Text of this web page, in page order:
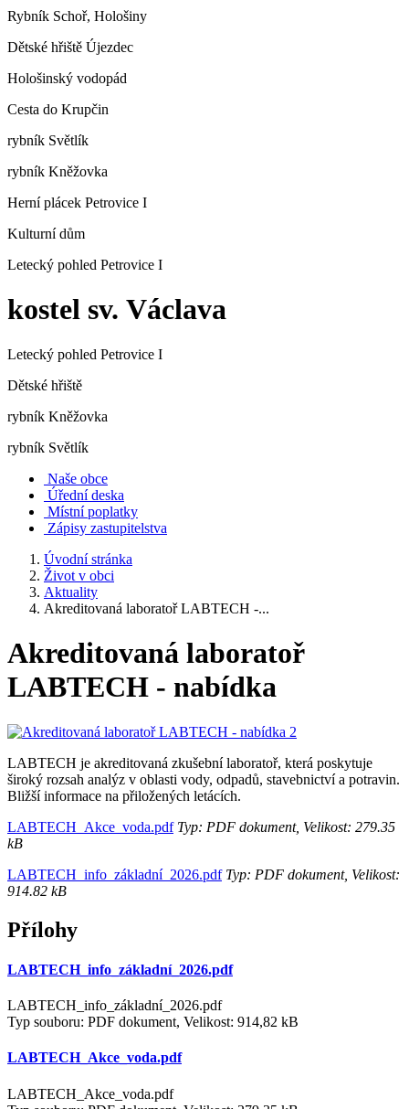
Rybník Schoř, Hološiny
Dětské hřiště Újezdec
Hološinský vodopád
Cesta do Krupčin
rybník Světlík
rybník Kněžovka
Herní plácek Petrovice I
Kulturní dům
Letecký pohled Petrovice I
kostel sv. Václava
Letecký pohled Petrovice I
Dětské hřiště
rybník Kněžovka
rybník Světlík
Naše obce
Úřední deska
Místní poplatky
Zápisy zastupitelstva
Úvodní stránka
Život v obci
Aktuality
Akreditovaná laboratoř LABTECH -...
Akreditovaná laboratoř
LABTECH - nabídka
LABTECH je akreditovaná zkušební laboratoř, která poskytuje
široký rozsah analýz v oblasti vody, odpadů, stavebnictví a potravin.
Bližší informace na přiložených letácích.
LABTECH_Akce_voda.pdfTyp: PDF dokument, Velikost: 279.35
kB
LABTECH_info_základní_2026.pdfTyp: PDF dokument, Velikost:
914.82 kB
Přílohy
LABTECH_info_základní_2026.pdf
LABTECH_info_základní_2026.pdf
Typ souboru: PDF dokument, Velikost: 914,82 kB
LABTECH_Akce_voda.pdf
LABTECH_Akce_voda.pdf